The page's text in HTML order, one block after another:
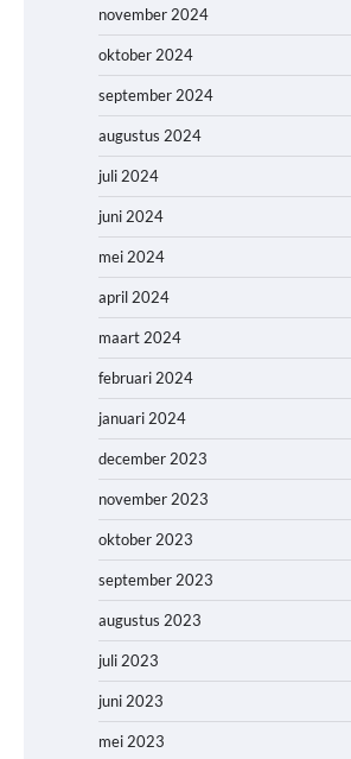
november 2024
oktober 2024
september 2024
augustus 2024
juli 2024
juni 2024
mei 2024
april 2024
maart 2024
februari 2024
januari 2024
december 2023
november 2023
oktober 2023
september 2023
augustus 2023
juli 2023
juni 2023
mei 2023